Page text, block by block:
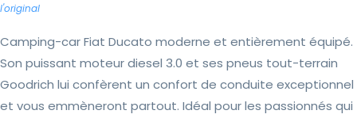
l'original
Camping-car Fiat Ducato moderne et entièrement équipé.
Son puissant moteur diesel 3.0 et ses pneus tout-terrain
Goodrich lui confèrent un confort de conduite exceptionnel
et vous emmèneront partout. Idéal pour les passionnés qui